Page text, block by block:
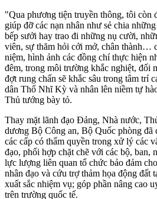
"Qua phương tiện truyền thông, tôi còn
giúp đỡ các nạn nhân như sẻ chia
bếp sưởi hay trao đi những nụ cười,
viên, sự thăm hỏi cởi mở, chân thành…
niệm, hình ảnh các đồng chí thực hiện
đêm, trong môi trường khắc nghiệt, đối
đợt rung chấn sẽ khắc sâu trong tâm trí
dân Thổ Nhĩ Kỳ và nhân lên niềm tự
Thủ tướng bày tỏ.
Thay mặt lãnh đạo Đảng, Nhà nước,
dương Bộ Công an, Bộ Quốc phòng đã
các cấp có thẩm quyền trong xử lý các
đạo, phối hợp chặt chẽ với các bộ, ban,
lực lượng liên quan tổ chức bảo đảm
nhân đạo và cứu trợ thảm họa động đất
xuất sắc nhiệm vụ; góp phần nâng cao
trên trường quốc tế.